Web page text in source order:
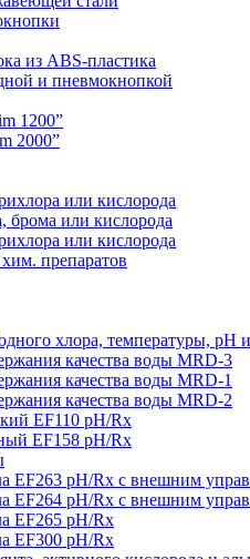
из ABS-пластика
и пневмокнопкой
1200”
2000”
или кислорода
брома или кислорода
или кислорода
препаратов
хлора, температуры, рН
качества воды MRD-3
качества воды MRD-1
качества воды MRD-2
EF110 pH/Rx
EF158 pH/Rx
EF263 pH/Rx с внешним
EF264 pH/Rx с внешним
EF265 pH/Rx
EF300 pH/Rx